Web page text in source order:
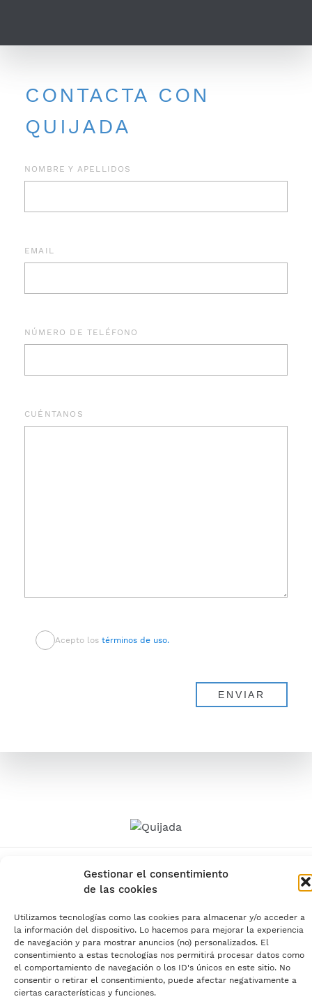
Gestionar el consentimiento
de las cookies
Utilizamos tecnologías como las cookies para almacenar y/o acceder a
la información del dispositivo. Lo hacemos para mejorar la experiencia
de navegación y para mostrar anuncios (no) personalizados. El
consentimiento a estas tecnologías nos permitirá procesar datos como
el comportamiento de navegación o los ID's únicos en este sitio. No
consentir o retirar el consentimiento, puede afectar negativamente a
ciertas características y funciones.
CONTACTA CON
QUIJADA
NOMBRE Y APELLIDOS
EMAIL
NÚMERO DE TELÉFONO
CUÉNTANOS
Acepto los términos de uso.
© 2026 Quijada | Medicina